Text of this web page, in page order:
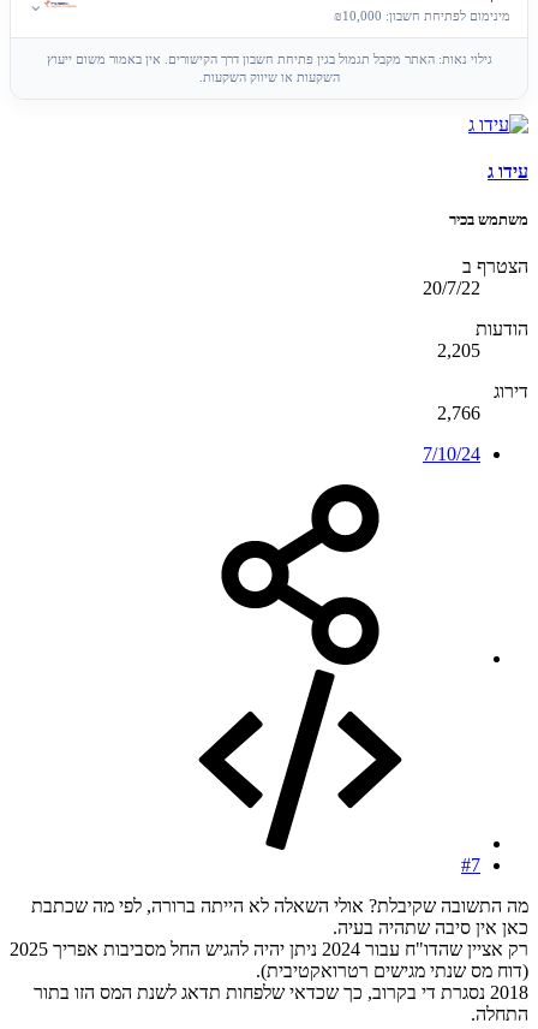
מינימום לפתיחת חשבון: ₪10,000
גילוי נאות: האתר מקבל תגמול בגין פתיחת חשבון דרך הקישורים. אין באמור משום ייעוץ
השקעות או שיווק השקעות.
עידו ג
משתמש בכיר
הצטרף ב
20/7/22
הודעות
2,205
דירוג
2,766
7/10/24
#7
מה התשובה שקיבלת? אולי השאלה לא הייתה ברורה, לפי מה שכתבת
כאן אין סיבה שתהיה בעיה.
רק אציין שהדו"ח עבור 2024 ניתן יהיה להגיש החל מסביבות אפריך 2025
(דוח מס שנתי מגישים רטרואקטיבית).
2018 נסגרת די בקרוב, כך שכדאי שלפחות תדאג לשנת המס הזו בתור
התחלה.